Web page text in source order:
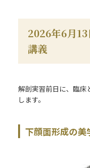
2026年6月
講義
解剖実習前日に、臨床
します。
下顔面形成の